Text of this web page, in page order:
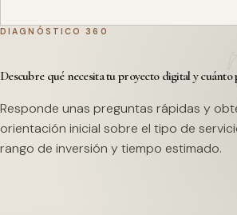
DIAGNÓSTICO 360
Descubre qué necesita tu proyecto digital y cuánto
Responde unas preguntas rápidas y
orientación inicial sobre el tipo de
rango de inversión y tiempo estimado.